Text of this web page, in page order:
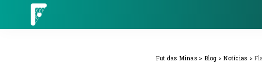
Fut das Minas > Blog >Notícias >